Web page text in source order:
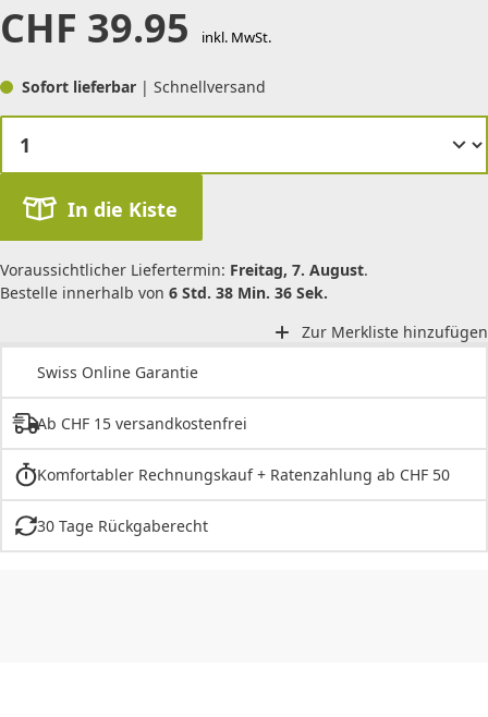
CHF 39.95 inkl. MwSt.
Sofort lieferbar | Schnellversand
In die Kiste
Voraussichtlicher Liefertermin: Freitag, 7. August.
Bestelle innerhalb von 6 Std. 38 Min. 36 Sek.
Zur Merkliste hinzufügen
Swiss Online Garantie
Ab CHF 15 versandkostenfrei
Komfortabler Rechnungskauf + Ratenzahlung ab CHF 50
30 Tage Rückgaberecht